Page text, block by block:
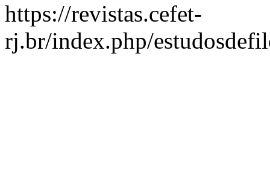
https://revistas.cefet-
rj.br/index.php/